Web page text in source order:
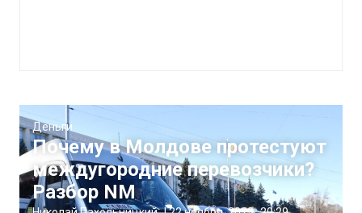
Деньги
Почему в Молдове протестуют
междугородние перевозчики?
Разбор NM